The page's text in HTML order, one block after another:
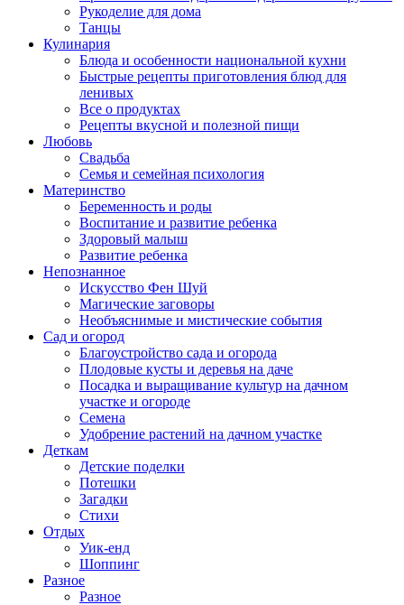
Рукоделие для дома
Танцы
Кулинария
Блюда и особенности национальной кухни
Быстрые рецепты приготовления блюд для
ленивых
Все о продуктах
Рецепты вкусной и полезной пищи
Любовь
Свадьба
Семья и семейная психология
Материнство
Беременность и роды
Воспитание и развитие ребенка
Здоровый малыш
Развитие ребенка
Непознанное
Искусство Фен Шуй
Магические заговоры
Необъяснимые и мистические события
Сад и огород
Благоустройство сада и огорода
Плодовые кусты и деревья на даче
Посадка и выращивание культур на дачном
участке и огороде
Семена
Удобрение растений на дачном участке
Деткам
Детские поделки
Потешки
Загадки
Стихи
Отдых
Уик-енд
Шоппинг
Разное
Разное